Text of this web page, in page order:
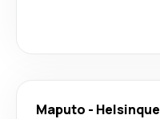
Maputo - Helsinque